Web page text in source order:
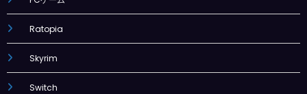
Ratopia
Skyrim
Switch